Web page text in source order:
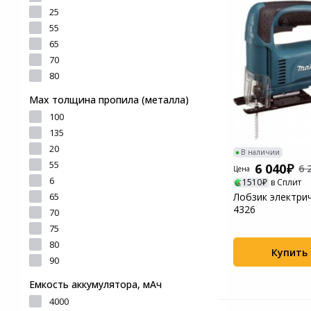
25
55
65
70
80
Мах толщина пропила (металла)
100
135
20
55
6
65
70
75
80
90
Емкость аккумулятора, мАч
4000
В наличии
Цена
6 040 6
1510 в Сплит
Лобзик
4326
Купить
Игровые аксессуары
Программное
Светофильтры
Цифровые фоторамки
Устройства
и ремонта
Наручные часы
Товары для дачи и сада
Музыкальные
инструменты
Канцтовары
Аксессуары
Умный дом
Торговое оборудование
Системы безопасности